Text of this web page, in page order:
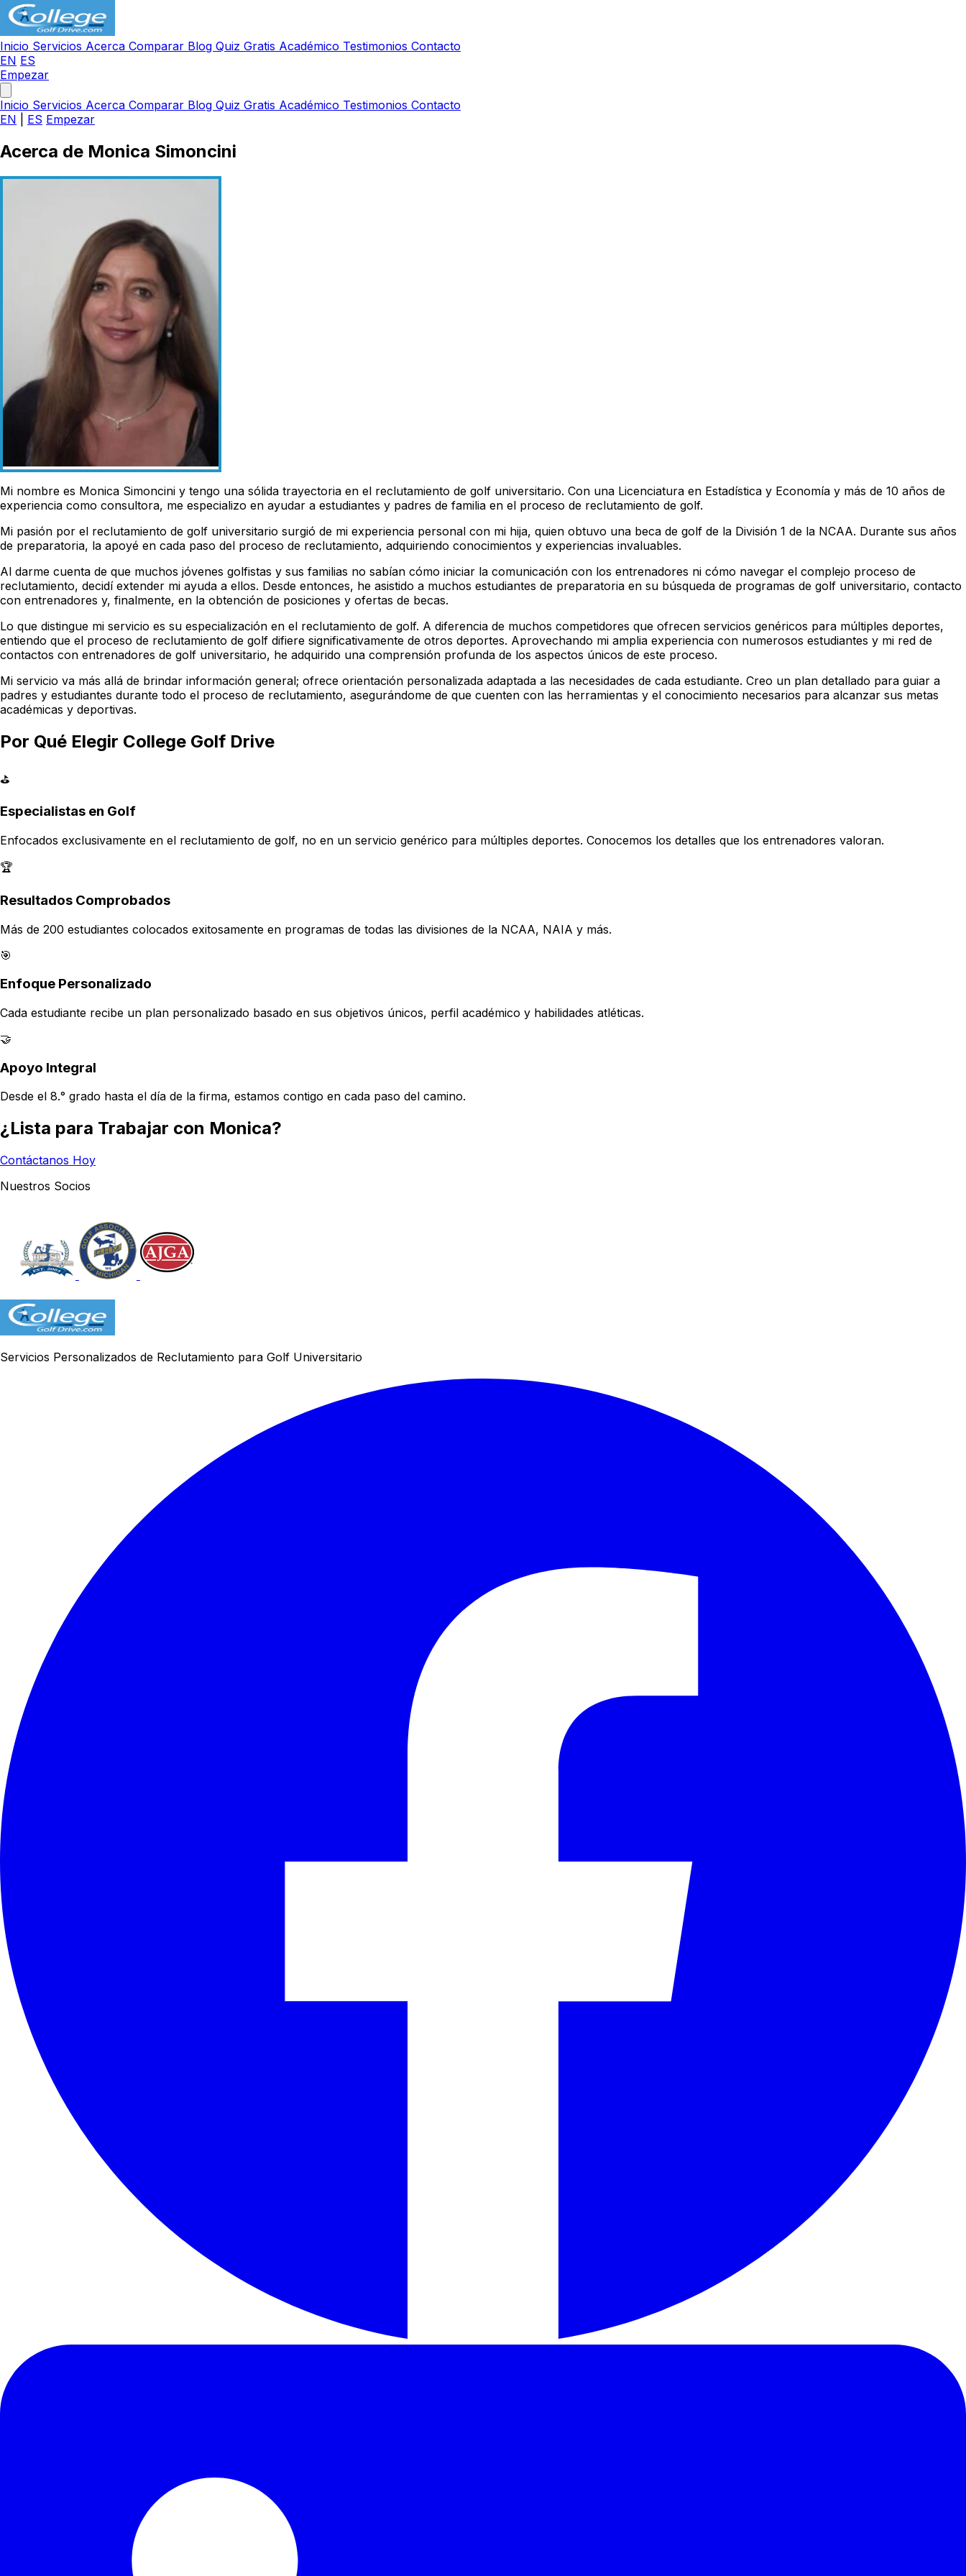
Inicio Servicios Acerca Comparar Blog Quiz Gratis Académico Testimonios Contacto
EN ES
Empezar
Inicio Servicios Acerca Comparar Blog Quiz Gratis Académico Testimonios Contacto
EN
ES Empezar
Acerca de Monica Simoncini
Mi nombre es Monica Simoncini y tengo una sólida trayectoria en el reclutamiento de golf universitario. Con una Licenciatura en Estadística y Economía y más de 10 años de
experiencia como consultora, me especializo en ayudar a estudiantes y padres de familia en el proceso de reclutamiento de golf.
Mi pasión por el reclutamiento de golf universitario surgió de mi experiencia personal con mi hija, quien obtuvo una beca de golf de la División 1 de la NCAA. Durante sus años
de preparatoria, la apoyé en cada paso del proceso de reclutamiento, adquiriendo conocimientos y experiencias invaluables.
Al darme cuenta de que muchos jóvenes golfistas y sus familias no sabían cómo iniciar la comunicación con los entrenadores ni cómo navegar el complejo proceso de
reclutamiento, decidí extender mi ayuda a ellos. Desde entonces, he asistido a muchos estudiantes de preparatoria en su búsqueda de programas de golf universitario, contacto
con entrenadores y, finalmente, en la obtención de posiciones y ofertas de becas.
Lo que distingue mi servicio es su especialización en el reclutamiento de golf. A diferencia de muchos competidores que ofrecen servicios genéricos para múltiples deportes,
entiendo que el proceso de reclutamiento de golf difiere significativamente de otros deportes. Aprovechando mi amplia experiencia con numerosos estudiantes y mi red de
contactos con entrenadores de golf universitario, he adquirido una comprensión profunda de los aspectos únicos de este proceso.
Mi servicio va más allá de brindar información general; ofrece orientación personalizada adaptada a las necesidades de cada estudiante. Creo un plan detallado para guiar a
padres y estudiantes durante todo el proceso de reclutamiento, asegurándome de que cuenten con las herramientas y el conocimiento necesarios para alcanzar sus metas
académicas y deportivas.
Por Qué Elegir College Golf Drive
⛳
Especialistas en Golf
Enfocados exclusivamente en el reclutamiento de golf, no en un servicio genérico para múltiples deportes. Conocemos los detalles que los entrenadores valoran.
🏆
Resultados Comprobados
Más de 200 estudiantes colocados exitosamente en programas de todas las divisiones de la NCAA, NAIA y más.
🎯
Enfoque Personalizado
Cada estudiante recibe un plan personalizado basado en sus objetivos únicos, perfil académico y habilidades atléticas.
🤝
Apoyo Integral
Desde el 8.° grado hasta el día de la firma, estamos contigo en cada paso del camino.
¿Lista para Trabajar con Monica?
Contáctanos Hoy
Nuestros Socios
Servicios Personalizados de Reclutamiento para Golf Universitario